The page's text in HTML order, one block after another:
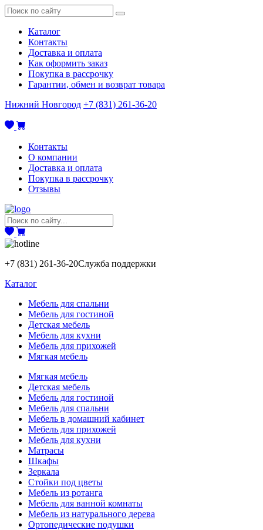
Каталог
Контакты
Доставка и оплата
Как оформить заказ
Покупка в рассрочку
Гарантии, обмен и возврат товара
Нижний Новгород +7 (831) 261-36-20
Контакты
О компании
Доставка и оплата
Покупка в рассрочку
Отзывы
+7 (831) 261-36-20Служба поддержки
Каталог
Мебель для спальни
Мебель для гостиной
Детская мебель
Мебель для кухни
Мебель для прихожей
Мягкая мебель
Мягкая мебель
Детская мебель
Мебель для гостиной
Мебель для спальни
Мебель в домашний кабинет
Мебель для прихожей
Мебель для кухни
Матрасы
Шкафы
Зеркала
Стойки под цветы
Мебель из ротанга
Мебель для ванной комнаты
Мебель из натурального дерева
Ортопедические подушки